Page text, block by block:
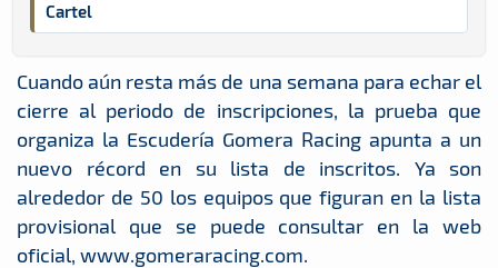
Cartel
Cuando aún resta más de una semana para echar el
cierre al periodo de inscripciones, la prueba que
organiza la Escudería Gomera Racing apunta a un
nuevo récord en su lista de inscritos. Ya son
alrededor de 50 los equipos que figuran en la lista
provisional que se puede consultar en la web
oficial, www.gomeraracing.com.